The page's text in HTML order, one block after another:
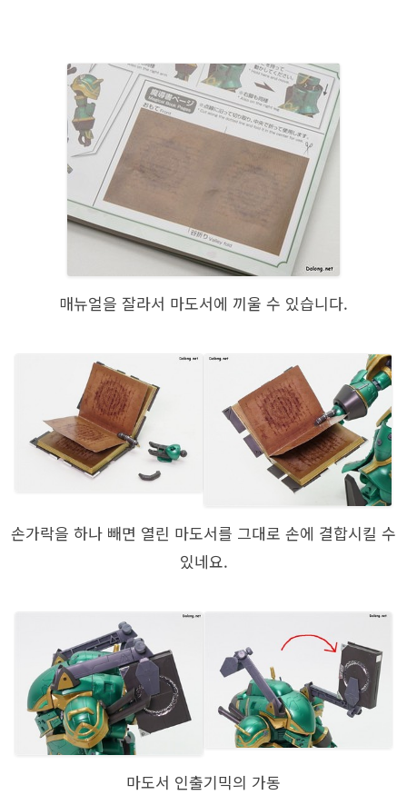
매뉴얼을 잘라서 마도서에 끼울 수 있습니다.
손가락을 하나 빼면 열린 마도서를 그대로 손에 결합시킬 수
있네요.
마도서 인출기믹의 가동